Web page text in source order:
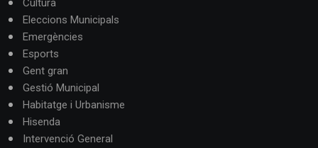
Eleccions Municipals
Emergències
Esports
Gent gran
Gestió Municipal
Habitatge i Urbanisme
Hisenda
Intervenció General